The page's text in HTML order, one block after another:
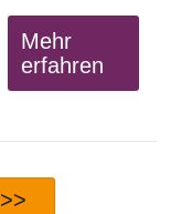
Mehr
erfahren
>>